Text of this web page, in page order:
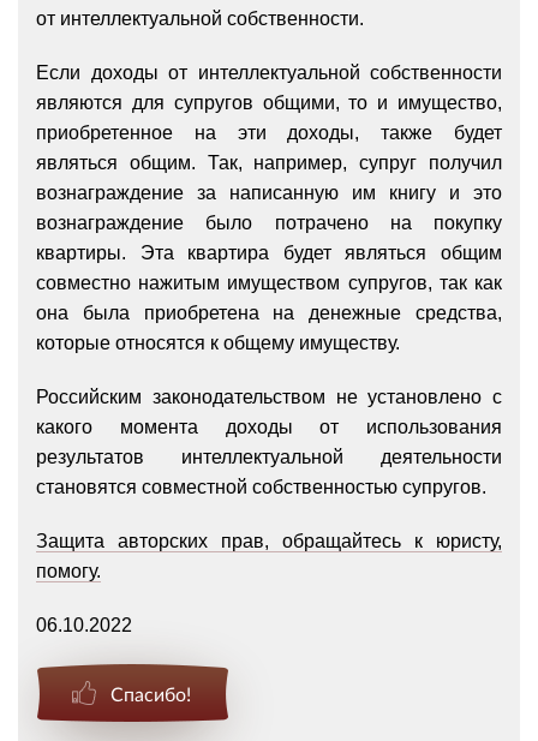
от интеллектуальной собственности.
Если доходы от интеллектуальной собственности
являются для супругов общими, то и имущество,
приобретенное на эти доходы, также будет
являться общим. Так, например, супруг получил
вознаграждение за написанную им книгу и это
вознаграждение было потрачено на покупку
квартиры. Эта квартира будет являться общим
совместно нажитым имуществом супругов, так как
она была приобретена на денежные средства,
которые относятся к общему имуществу.
Российским законодательством не установлено с
какого момента доходы от использования
результатов интеллектуальной деятельности
становятся совместной собственностью супругов.
Защита авторских прав, обращайтесь к юристу,
помогу.
06.10.2022
Спасибо!